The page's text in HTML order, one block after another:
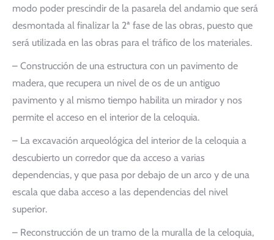
modo poder prescindir de la pasarela del andamio que será
desmontada al finalizar la 2ª fase de las obras, puesto que
será utilizada en las obras para el tráfico de los materiales.
– Construcción de una estructura con un pavimento de
madera, que recupera un nivel de os de un antiguo
pavimento y al mismo tiempo habilita un mirador y nos
permite el acceso en el interior de la celoquia.
– La excavación arqueológica del interior de la celoquia a
descubierto un corredor que da acceso a varias
dependencias, y que pasa por debajo de un arco y de una
escala que daba acceso a las dependencias del nivel
superior.
– Reconstrucción de un tramo de la muralla de la celoquia,